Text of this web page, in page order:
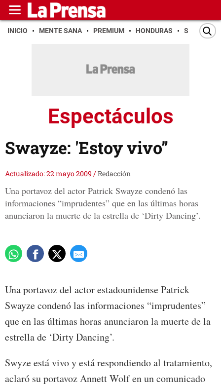
INICIO MENTE SANA PREMIUM HONDURAS SAN PEDRO
Espectáculos
Swayze: 'Estoy vivo”
Actualizado: 22 mayo 2009 /Redacción
Una portavoz del actor Patrick Swayze condenó las
informaciones “imprudentes” que en las últimas horas
anunciaron la muerte de la estrella de ‘Dirty Dancing’.
Una portavoz del actor estadounidense Patrick
Swayze condenó las informaciones “imprudentes”
que en las últimas horas anunciaron la muerte de la
estrella de ‘Dirty Dancing’.
Swyze está vivo y está respondiendo al tratamiento,
aclaró su portavoz Annett Wolf en un comunicado